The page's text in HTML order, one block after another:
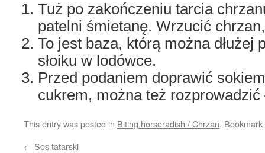
Tuż po zakończeniu tarcia
patelni śmietanę. Wrzucić
To jest baza, którą można dłużej
słoiku w lodówce.
Przed podaniem doprawić
cukrem, można też rozprowadzić
This entry was posted in Biting horseradish / Chrzan.
← Sos tatarski